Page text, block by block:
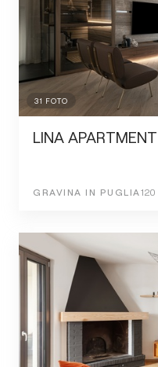
31 FOTO
LINA APARTMENT
GRAVINA IN PUGLIA 120